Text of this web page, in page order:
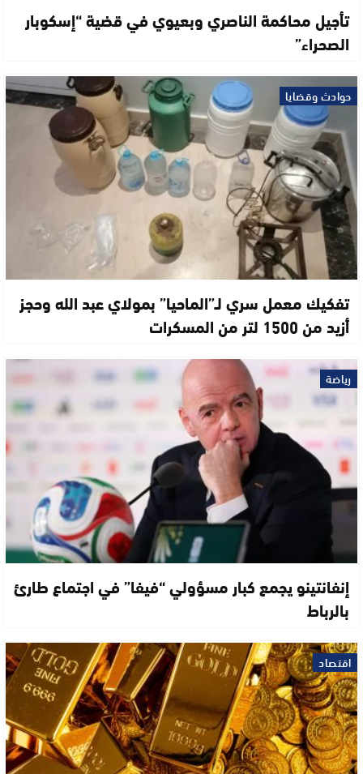
تأجيل محاكمة الناصري وبعيوي في قضية “إسكوبار
الصحراء”
حوادث وقضايا
تفكيك معمل سري لـ”الماحيا” بمولاي عبد الله وحجز
أزيد من 1500 لتر من المسكرات
رياضة
إنفانتينو يجمع كبار مسؤولي “فيفا” في اجتماع طارئ
بالرباط
اقتصاد